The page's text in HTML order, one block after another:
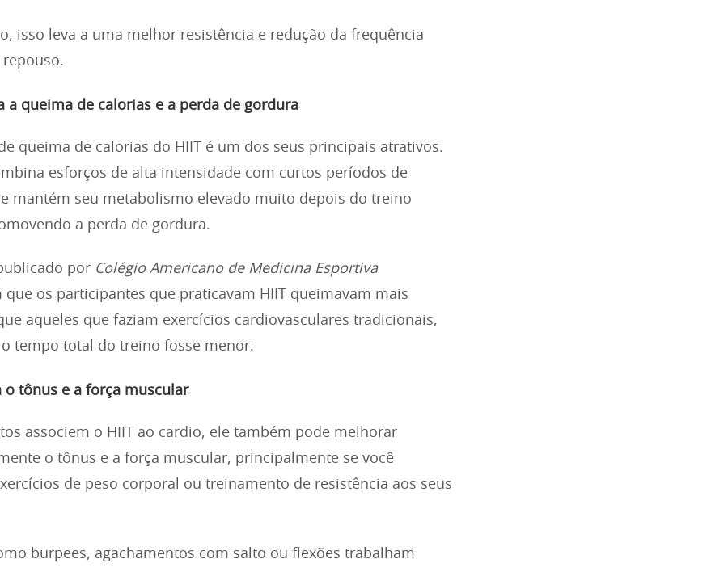
isso leva a uma melhor resistência e redução da frequência
repouso.
a queima de calorias e a perda de gordura
queima de calorias do HIIT é um dos seus principais atrativos.
esforços de alta intensidade com curtos períodos de
mantém seu metabolismo elevado muito depois do treino
a perda de gordura.
por Colégio Americano de Medicina Esportiva
que os participantes que praticavam HIIT queimavam mais
aqueles que faziam exercícios cardiovasculares tradicionais,
tempo total do treino fosse menor.
o tônus e a força muscular
associem o HIIT ao cardio, ele também pode melhorar
o tônus e a força muscular, principalmente se você
de peso corporal ou treinamento de resistência aos seus
burpees, agachamentos com salto ou flexões trabalham